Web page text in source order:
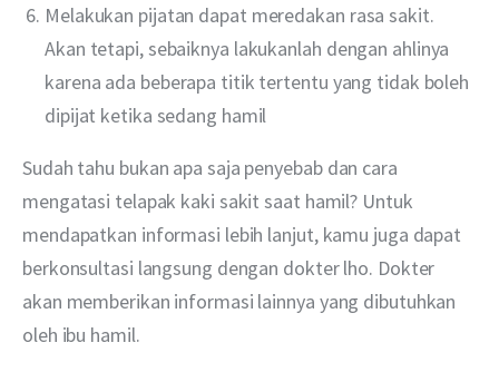
Melakukan pijatan dapat meredakan rasa sakit.
Akan tetapi, sebaiknya lakukanlah dengan ahlinya
karena ada beberapa titik tertentu yang tidak boleh
dipijat ketika sedang hamil
Sudah tahu bukan apa saja penyebab dan cara
mengatasi telapak kaki sakit saat hamil? Untuk
mendapatkan informasi lebih lanjut, kamu juga dapat
berkonsultasi langsung dengan dokter lho. Dokter
akan memberikan informasi lainnya yang dibutuhkan
oleh ibu hamil.